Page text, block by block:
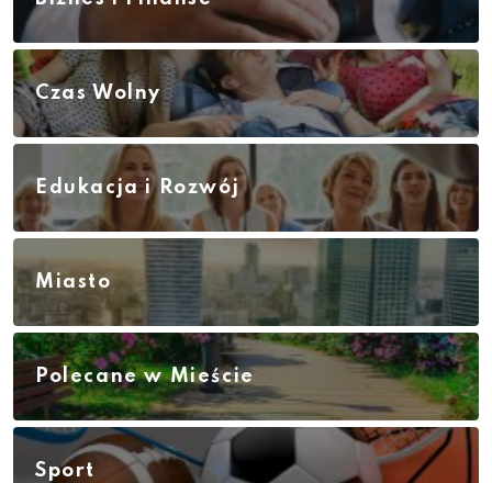
Czas Wolny
Edukacja i Rozwój
Miasto
Polecane w Mieście
Sport